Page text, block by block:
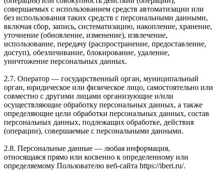
совершаемых с использованием средств автоматизации или
без использования таких средств с персональными данными,
включая сбор, запись, систематизацию, накопление, хранение,
уточнение (обновление, изменение), извлечение,
использование, передачу (распространение, предоставление,
доступ), обезличивание, блокирование, удаление,
уничтожение персональных данных.
2.7. Оператор — государственный орган, муниципальный
орган, юридическое или физическое лицо, самостоятельно или
совместно с другими лицами организующие и/или
осуществляющие обработку персональных данных, а также
определяющие цели обработки персональных данных, состав
персональных данных, подлежащих обработке, действия
(операции), совершаемые с персональными данными.
2.8. Персональные данные — любая информация,
относящаяся прямо или косвенно к определенному или
определяемому Пользователю веб-сайта https://iberi.ru/.